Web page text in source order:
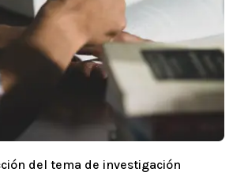
del tema de investigación